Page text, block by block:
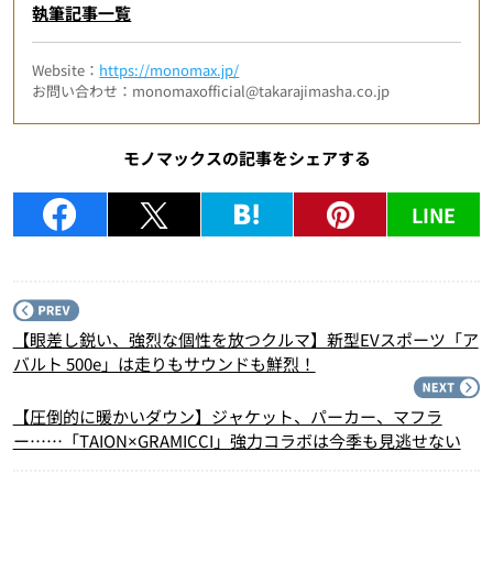
執筆記事一覧
Website： https://monomax.jp/
お問い合わせ：monomaxofficial@takarajimasha.co.jp
モノマックスの記事をシェアする
LINE
【眼差し鋭い、強烈な個性を放つクルマ】新型EVスポーツ「ア
バルト 500e」は走りもサウンドも鮮烈！
【圧倒的に暖かいダウン】ジャケット、パーカー、マフラ
ー……「TAION×GRAMICCI」強力コラボは今季も見逃せない